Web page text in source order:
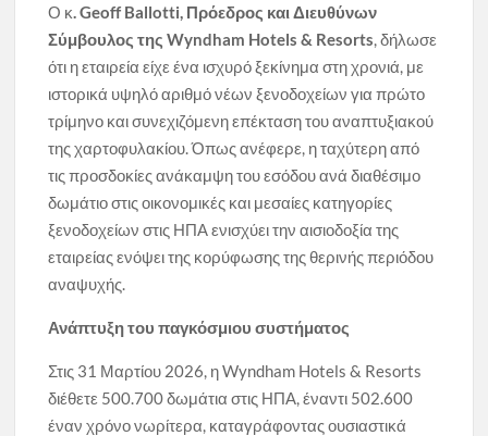
Ο κ .Geoff Ballotti , Πρόεδρος και Διευθύνων
Σύμβουλος τηςWyndham Hotels & Resorts , δήλωσε
ότι η εταιρεία είχε ένα ισχυρό ξεκίνημα στη χρονιά, με
ιστορικά υψηλό αριθμό νέων ξενοδοχείων για πρώτο
τρίμηνο και συνεχιζόμενη επέκταση του αναπτυξιακού
της χαρτοφυλακίου. Όπως ανέφερε, η ταχύτερη από
τις προσδοκίες ανάκαμψη του εσόδου ανά διαθέσιμο
δωμάτιο στις οικονομικές και μεσαίες κατηγορίες
ξενοδοχείων στις ΗΠΑ ενισχύει την αισιοδοξία της
εταιρείας ενόψει της κορύφωσης της θερινής περιόδου
αναψυχής.
Ανάπτυξη του παγκόσμιου συστήματος
Στις 31 Μαρτίου 2026, η Wyndham Hotels & Resorts
διέθετε 500.700 δωμάτια στις ΗΠΑ, έναντι 502.600
έναν χρόνο νωρίτερα, καταγράφοντας ουσιαστικά